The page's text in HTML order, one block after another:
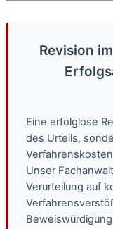
Revision
Eine erfolglose
des Urteils,
Unser
Verurteilung auf